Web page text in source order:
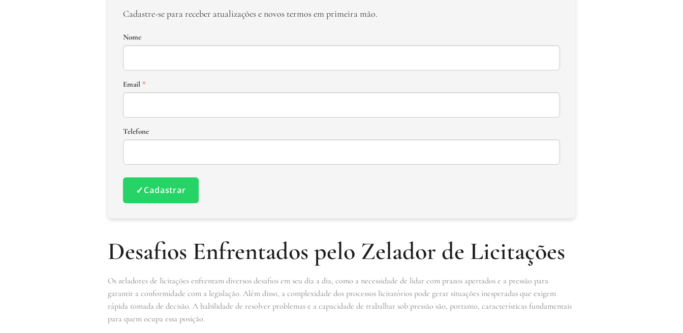
Cadastre-se para receber atualizações e novos termos em primeira mão.
Nome
Email *
Telefone
✓Cadastrar
Desafios Enfrentados pelo Zelador de Licitações
Os zeladores de licitações enfrentam diversos desafios em seu dia a dia, como a necessidade de lidar com prazos apertados e a pressão para
garantir a conformidade com a legislação. Além disso, a complexidade dos processos licitatórios pode gerar situações inesperadas que exigem
rápida tomada de decisão. A habilidade de resolver problemas e a capacidade de trabalhar sob pressão são, portanto, características fundamentais
para quem ocupa essa posição.